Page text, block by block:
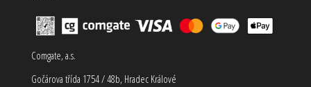
Comgate, a.s.
Gočárova třída 1754 / 48b, Hradec Králové